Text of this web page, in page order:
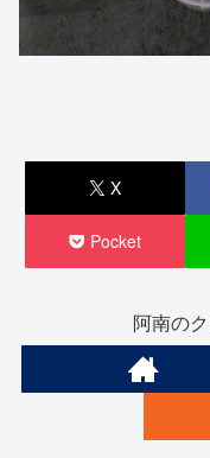
X
Pocket
阿南の